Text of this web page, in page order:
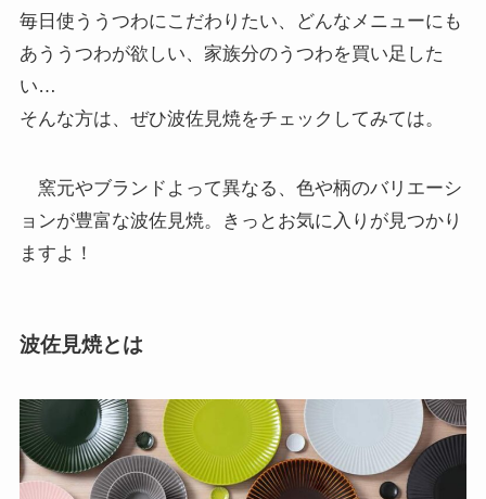
毎日使ううつわにこだわりたい、どんなメニューにも
あううつわが欲しい、家族分のうつわを買い足した
い…
そんな方は、ぜひ波佐見焼をチェックしてみては。
窯元やブランドよって異なる、色や柄のバリエーシ
ョンが豊富な波佐見焼。きっとお気に入りが見つかり
ますよ！
波佐見焼とは